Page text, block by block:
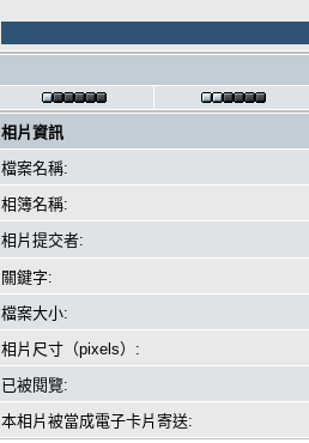
相片資訊
檔案名稱:
相簿名稱:
相片提交者:
關鍵字:
檔案大小:
相片尺寸（pixels）:
已被閱覽:
本相片被當成電子卡片寄送: